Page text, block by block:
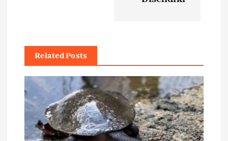
a
v
g
Related Posts